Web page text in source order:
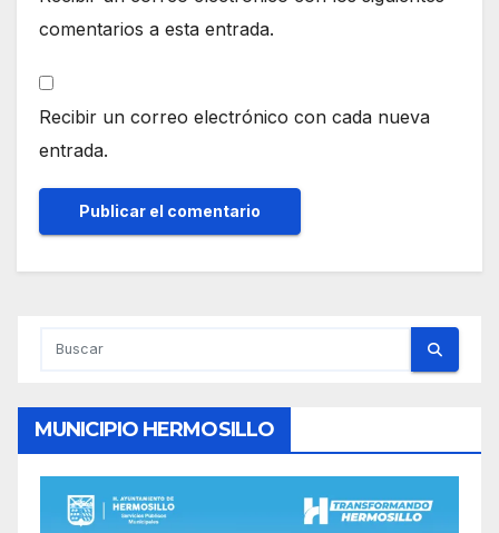
comentarios a esta entrada.
Recibir un correo electrónico con cada nueva
entrada.
MUNICIPIO HERMOSILLO